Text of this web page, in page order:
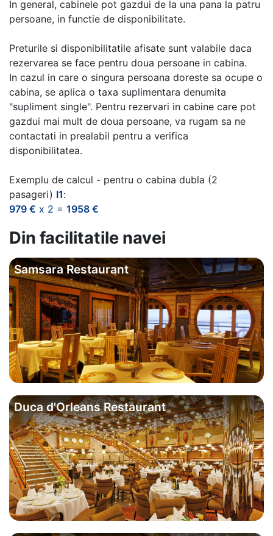
In general, cabinele pot gazdui de la una pana la patru
persoane, in functie de disponibilitate.
Preturile si disponibilitatile afisate sunt valabile daca
rezervarea se face pentru doua persoane in cabina.
In cazul in care o singura persoana doreste sa ocupe o
cabina, se aplica o taxa suplimentara denumita
"supliment single". Pentru rezervari in cabine care pot
gazdui mai mult de doua persoane, va rugam sa ne
contactati in prealabil pentru a verifica
disponibilitatea.
Exemplu de calcul - pentru o cabina dubla (2
pasageri) I1:
979 € x 2 = 1958 €
Din facilitatile navei
Samsara Restaurant
Duca d'Orleans Restaurant